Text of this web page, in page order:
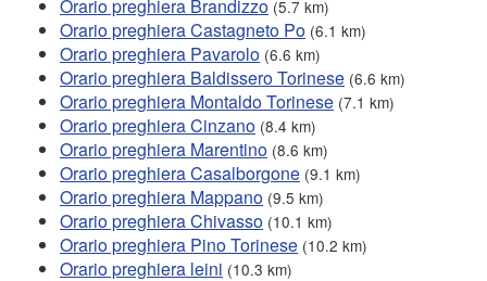
Orario preghiera Brandizzo (5.7 km)
Orario preghiera Castagneto Po (6.1 km)
Orario preghiera Pavarolo (6.6 km)
Orario preghiera Baldissero Torinese (6.6 km)
Orario preghiera Montaldo Torinese (7.1 km)
Orario preghiera Cinzano (8.4 km)
Orario preghiera Marentino (8.6 km)
Orario preghiera Casalborgone (9.1 km)
Orario preghiera Mappano (9.5 km)
Orario preghiera Chivasso (10.1 km)
Orario preghiera Pino Torinese (10.2 km)
Orario preghiera leini (10.3 km)